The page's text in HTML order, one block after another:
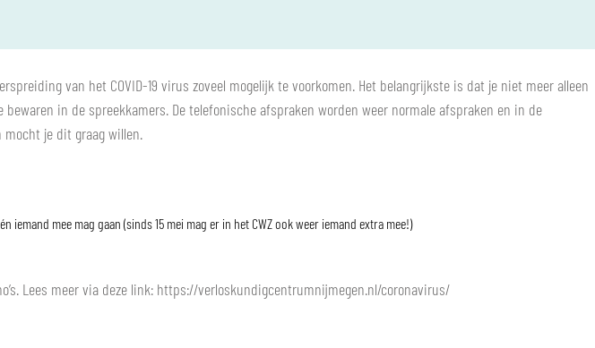
van het COVID-19 virus zoveel mogelijk te voorkomen. Het belangrijkste is dat je niet meer alleen
in de spreekkamers. De telefonische afspraken worden weer normale afspraken en in de
mocht je dit graag willen.
mee mag gaan (sinds 15 mei mag er in het CWZ ook weer iemand extra mee!)
Lees meer via deze link: https://verloskundigcentrumnijmegen.nl/coronavirus/